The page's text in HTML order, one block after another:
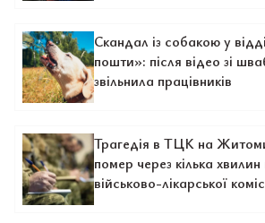
Скандал із собакою у
пошти»: після відео зі
звільнила працівників
Трагедія в ТЦК на
помер через кілька хвилин
військово-лікарської